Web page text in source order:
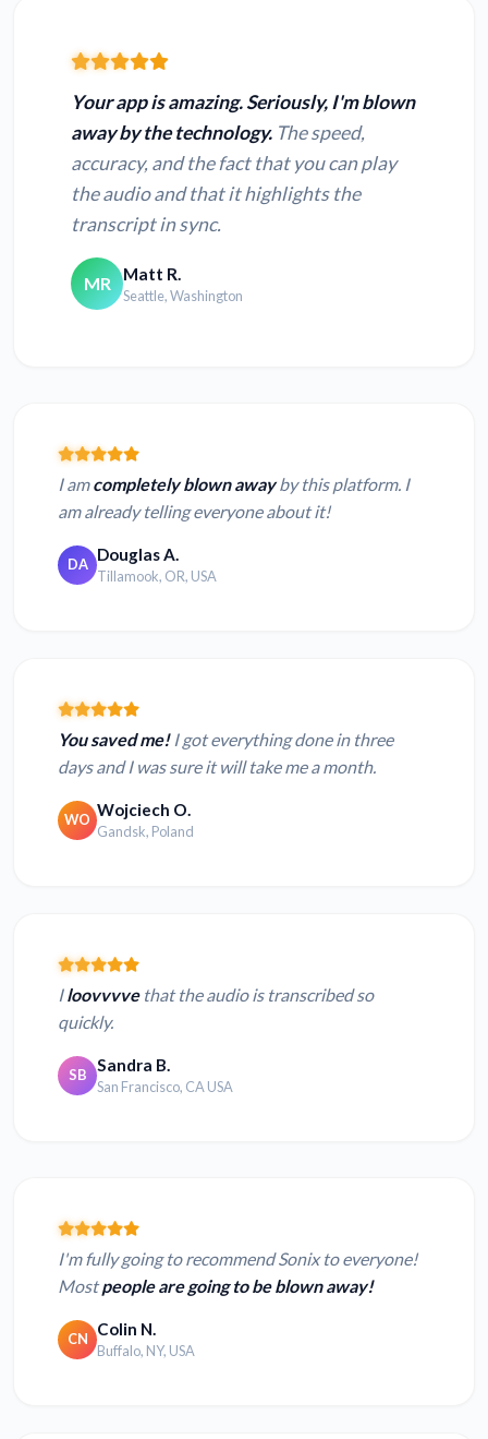
Your app is amazing. Seriously, I'm blown
away by the technology. The speed,
accuracy, and the fact that you can play
the audio and that it highlights the
transcript in sync.
MR Matt R.
Seattle, Washington
I amcompletely blown awayby this platform. I
am already telling everyone about it!
DA Douglas A.
Tillamook, OR, USA
You saved me!I got everything done in three
days and I was sure it will take me a month.
WO Wojciech O.
Gandsk, Poland
Iloovvvvethat the audio is transcribed so
quickly.
SB Sandra B.
San Francisco, CA USA
I'm fully going to recommend Sonix to everyone!
Mostpeople are going to be blown away!
CN Colin N.
Buffalo, NY, USA